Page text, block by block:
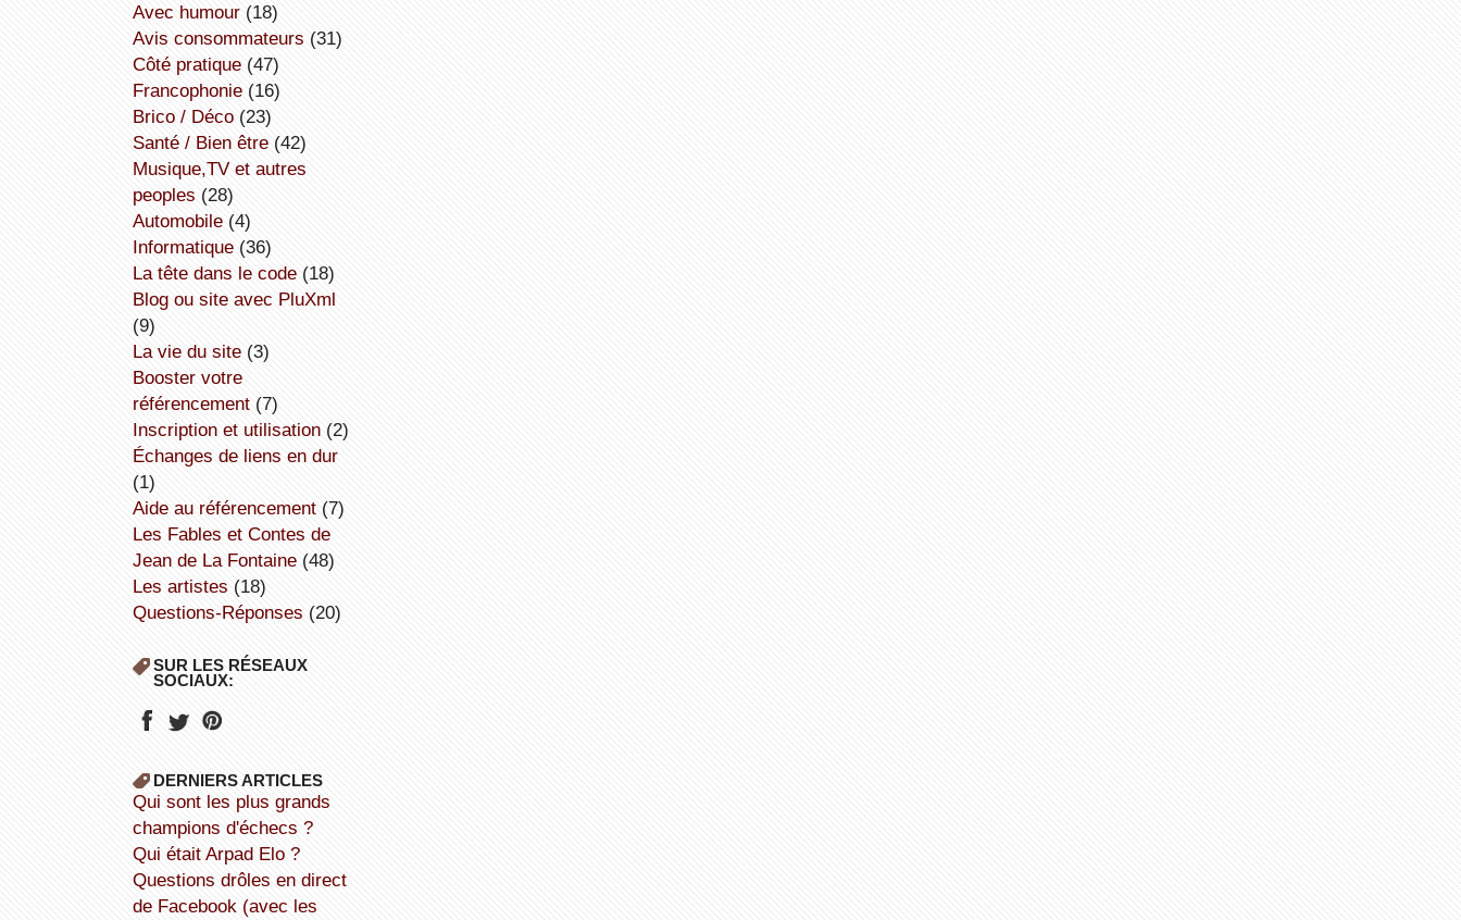
avec humour(18)
avis consommateurs (31)
côté pratique(47)
Francophonie(16)
Brico / Déco(23)
Santé / Bien être(42)
Musique,TV et autres
peoples (28)
Automobile(4)
informatique(36)
la tête dans le code(18)
Blog ou site avec PluXml
(9)
la vie du site(3)
booster votre
référencement(7)
inscription et utilisation(2)
échanges de liens en dur
(1)
aide au référencement(7)
Les Fables et Contes de
Jean de La Fontaine(48)
Les artistes (18)
Questions-Réponses (20)
SUR LES RÉSEAUX
SOCIAUX:
DERNIERS ARTICLES
Qui sont les plus grands
champions d'échecs ?
Qui était Arpad Elo ?
Questions drôles en direct
de Facebook (avec les